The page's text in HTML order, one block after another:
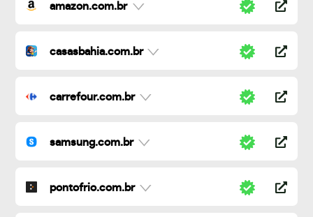
amazon.com.br
casasbahia.com.br
carrefour.com.br
samsung.com.br
pontofrio.com.br